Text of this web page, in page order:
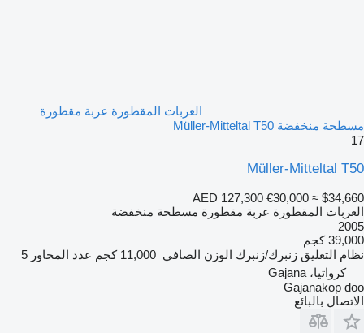
العربات المقطورة عربة مقطورة
مسطحة منخفضة Müller-Mitteltal T50
17
Müller-Mitteltal T50
AED 127,300 €30,000 ≈ $34,660
العربات المقطورة عربة مقطورة مسطحة منخفضة
2005
39,000 كجم
نظام التعليق زنبرك/زنبرك الوزن الصافي 11,000 كجم عدد المحاور 5
كرواتيا، Gajana
Gajanakop doo
الاتصال بالبائع